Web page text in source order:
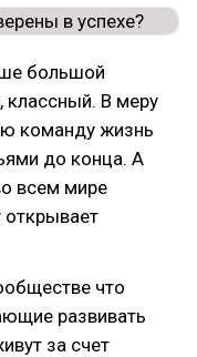
большой
В меру
команду жизнь
до конца. А
всем мире
открывает
что
развивать
за счет